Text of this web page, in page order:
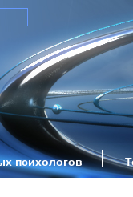
психологов